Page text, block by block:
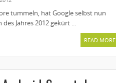
tummeln, hat Google selbst nun
Jahres 2012 gekürt ...
READ MORE